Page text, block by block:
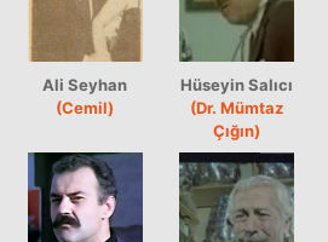
Ali Seyhan
(Cemil)
Hüseyin Salıcı
(Dr. Mümtaz
Çığın)